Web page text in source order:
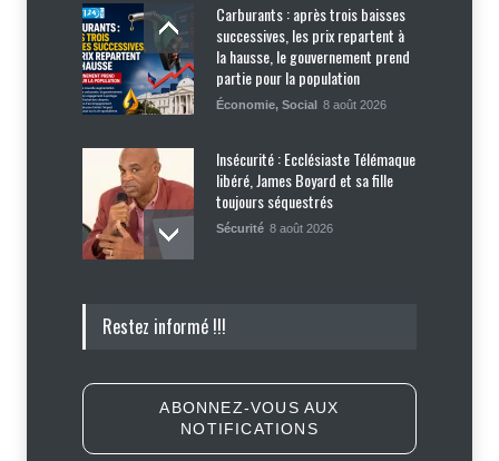
Carburants : après trois baisses
successives, les prix repartent à
la hausse, le gouvernement prend
partie pour la population
Économie, Social 8 août 2026
Insécurité : Ecclésiaste Télémaque
libéré, James Boyard et sa fille
toujours séquestrés
Sécurité 8 août 2026
Trump et anti immigration, tombe
Journalisme sportif : l'urgence de
Restez informé !!!
ABONNEZ-VOUS AUX
NOTIFICATIONS